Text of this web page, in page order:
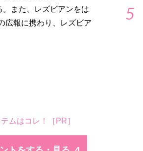
。また、レズビアンをは
広報に携わり、レズビア
ムはコレ！［PR］
5